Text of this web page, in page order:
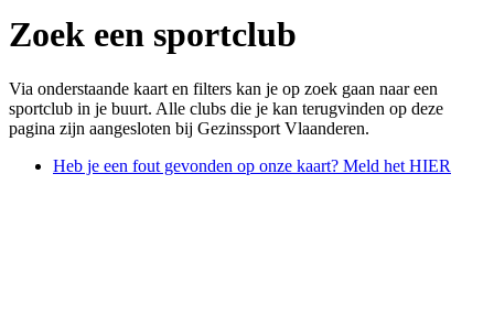
Zoek een sportclub
Via onderstaande kaart en filters kan je op zoek gaan naar een
sportclub in je buurt. Alle clubs die je kan terugvinden op deze
pagina zijn aangesloten bij Gezinssport Vlaanderen.
Heb je een fout gevonden op onze kaart? Meld het HIER